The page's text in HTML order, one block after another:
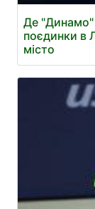
Де "Динамо"
поєдинки в
місто